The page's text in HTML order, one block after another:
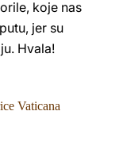
koje nas
jer su
Hvala!
Vaticana